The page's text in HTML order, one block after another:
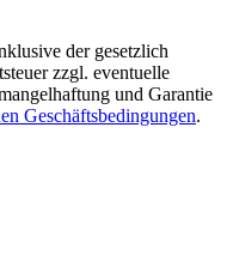
der gesetzlich
zzgl. eventuelle
und Garantie
Geschäftsbedingungen.